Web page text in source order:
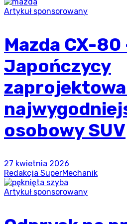
Artykuł sponsorowany
Mazda CX-80
Japończycy
osobowy SUV
27 kwietnia 2026
Redakcja SuperMechanik
Artykuł sponsorowany